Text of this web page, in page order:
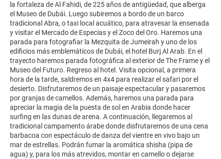
la fortaleza de Al Fahidi, de 225 años de antigüedad, que alberga
el Museo de Dubái. Luego subiremos a bordo de un barco
tradicional Abra, o taxi local acuático, para atravesar la ensenada
y visitar el Mercado de Especias y el Zoco del Oro. Haremos una
parada para fotografiar la Mezquita de Jumeirah y uno de los
edificios más emblemáticos de Dubái, el hotel Burj Al Arab. En el
trayecto haremos parada fotográfica al exterior de The Frame y el
Museo del Futuro. Regreso al hotel. Visita opcional, a primera
hora de la tarde, saldremos en 4x4 para realizar el safari por el
desierto. Disfrutaremos de un paisaje espectacular y pasaremos
por granjas de camellos. Además, haremos una parada para
apreciar la magia de la puesta de sol en Arabia donde hacer
surfing en las dunas de arena. A continuación, llegaremos al
tradicional campamento árabe donde disfrutaremos de una cena
barbacoa con espectáculo de danza del vientre en vivo bajo un
mar de estrellas. Podrán fumar la aromática shisha (pipa de
agua) y, para los más atrevidos, montar en camello o dejarse